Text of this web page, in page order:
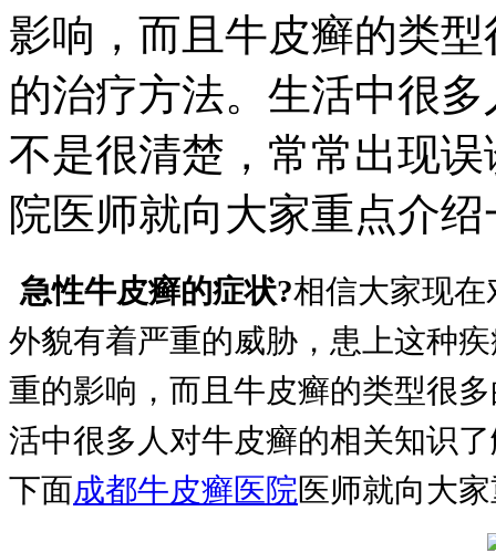
影响，而且牛皮癣的类
的治疗方法。生活中很
不是很清楚，常常出现
院医师就向大家重点介
急性牛皮癣的症状?相信大家现
外貌有着严重的威胁，患上这种
重的影响，而且牛皮癣的类型很
活中很多人对牛皮癣的相关知识
下面成都牛皮癣医院医师就向大